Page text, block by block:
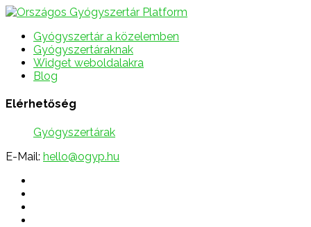
Gyógyszertár a közelemben
Gyógyszertáraknak
Widget weboldalakra
Blog
Elérhetőség
Gyógyszertárak
E-Mail: hello@ogyp.hu